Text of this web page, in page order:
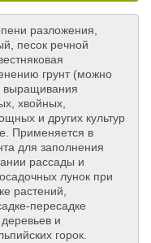
разложения,
песок речной
грунт (можно
выращивания
хвойных,
и других культур
Применяется в
для заполнения
рассады и
лунок при
растений,
пересадке
и
горок.